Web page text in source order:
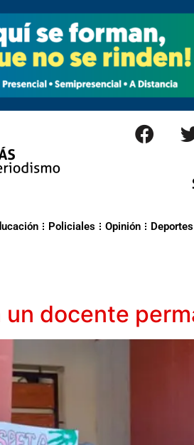
Policiales Opinión Deportes
docente